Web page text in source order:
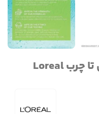
آبرسان لورال پوست نرمال تا چرب Loreal